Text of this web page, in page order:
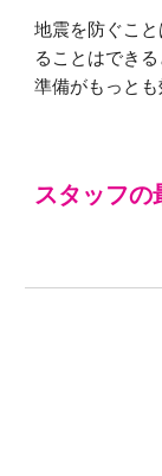
地震を防ぐこ
ることはでき
準備がもっと
スタッフの